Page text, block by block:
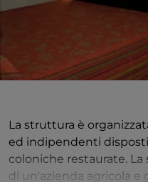
La struttura è
ed indipendenti
coloniche restaurate.
di un'azienda agricola e